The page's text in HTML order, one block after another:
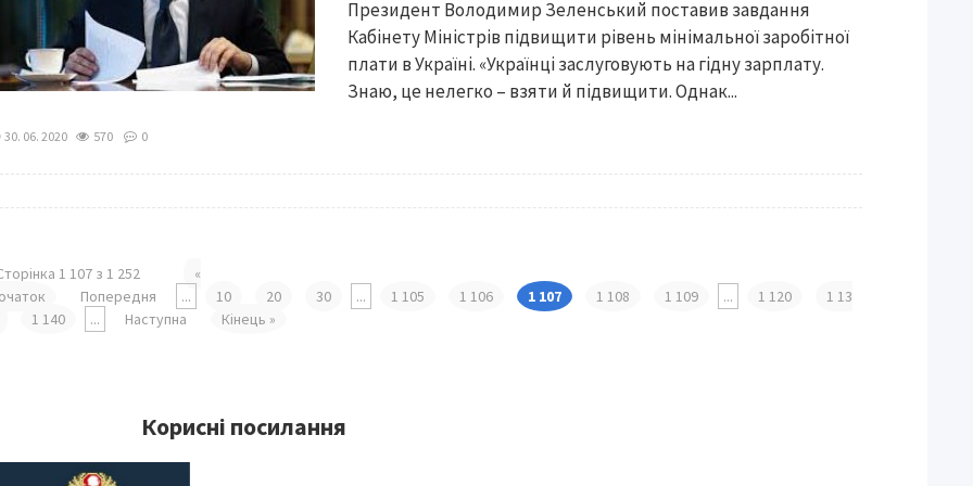
Президент Володимир Зеленський поставив завдання
Кабінету Міністрів підвищити рівень мінімальної заробітної
плати в Україні. «Українці заслуговують на гідну зарплату.
Знаю, це нелегко – взяти й підвищити. Однак...
30. 06. 2020 570 0
1 107 з 1 252
«
Попередня ... 10 20 30 ... 1 105 1 106 1 107 1 108 1 109 ... 1 120
1 13
1 140
... Наступна Кінець »
Корисні посилання